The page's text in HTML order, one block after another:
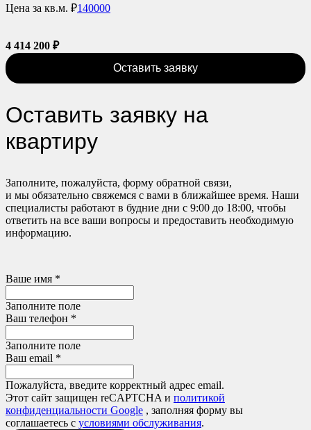
Цена за кв.м. ₽140000
4 414 200 ₽
Оставить заявку
Оставить заявку на
квартиру
Заполните, пожалуйста, форму обратной связи,
и мы обязательно свяжемся с вами в ближайшее время. Наши
специалисты работают в будние дни с 9:00 до 18:00, чтобы
ответить на все ваши вопросы и предоставить необходимую
информацию.
Ваше имя *
Заполните поле
Ваш телефон *
Заполните поле
Ваш email *
Пожалуйста, введите корректный адрес email.
Этот сайт защищен reCAPTCHA и политикой
конфиденциальности Google , заполняя форму вы
соглашаетесь с условиями обслуживания.